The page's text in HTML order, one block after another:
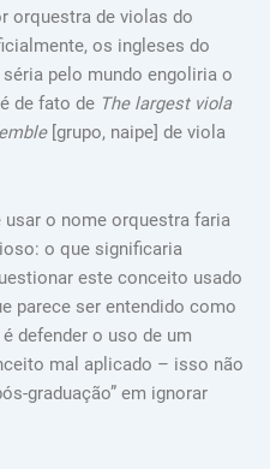
orquestra de violas do
os ingleses do
pelo mundo engoliria o
de fato de The largest viola
[grupo, naipe] de viola
usar o nome orquestra faria
o que significaria
este conceito usado
parece ser entendido como
defender o uso de um
mal aplicado – isso não
graduação” em ignorar